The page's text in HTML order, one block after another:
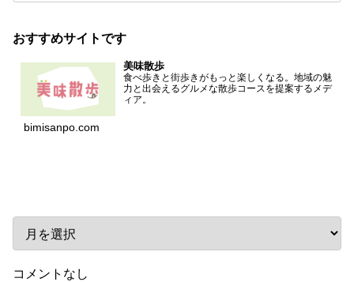
おすすめサイトです
美味散歩
食べ歩きと街歩きがもっと楽しくなる。地域の魅
力と出会えるグルメな散歩コースを提案するメデ
ィア。
bimisanpo.com
コメントなし